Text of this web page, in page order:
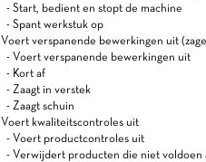
- Start, bedient en stopt de machine
- Spant werkstuk op
Voert verspanende bewerkingen uit
- Voert verspanende bewerkingen uit
- Kort af
- Zaagt in verstek
- Zaagt schuin
Voert kwaliteitscontroles uit
- Voert productcontroles uit
- Verwijdert producten die niet voldoen